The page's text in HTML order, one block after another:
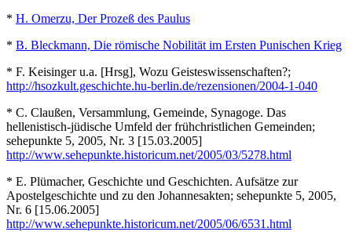
* H. Omerzu, Der Prozeß des Paulus
* B. Bleckmann, Die römische Nobilität im Ersten Punischen Krieg
* F. Keisinger u.a. [Hrsg], Wozu Geisteswissenschaften?;
http://hsozkult.geschichte.hu-berlin.de/rezensionen/2004-1-040
* C. Claußen, Versammlung, Gemeinde, Synagoge. Das
hellenistisch-jüdische Umfeld der frühchristlichen Gemeinden;
sehepunkte 5, 2005, Nr. 3 [15.03.2005]
http://www.sehepunkte.historicum.net/2005/03/5278.html
* E. Plümacher, Geschichte und Geschichten. Aufsätze zur
Apostelgeschichte und zu den Johannesakten; sehepunkte 5, 2005,
Nr. 6 [15.06.2005]
http://www.sehepunkte.historicum.net/2005/06/6531.html